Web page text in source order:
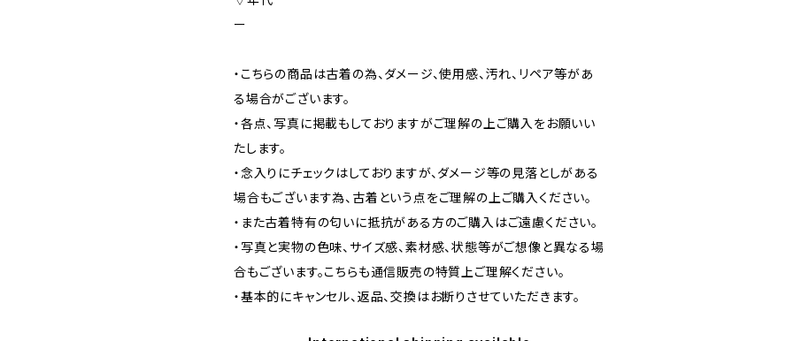
ー
・こちらの商品は古着の為、ダメージ、使用感、汚れ、リペア等があ
る場合がございます。
・各点、写真に掲載もしておりますがご理解の上ご購入をお願いい
たします。
・念入りにチェックはしておりますが、ダメージ等の見落としがある
場合もございます為、古着という点をご理解の上ご購入ください。
・また古着特有の匂いに抵抗がある方のご購入はご遠慮ください。
・写真と実物の色味、サイズ感、素材感、状態等がご想像と異なる場
合もございます。こちらも通信販売の特質上ご理解ください。
・基本的にキャンセル、返品、交換はお断りさせていただきます。